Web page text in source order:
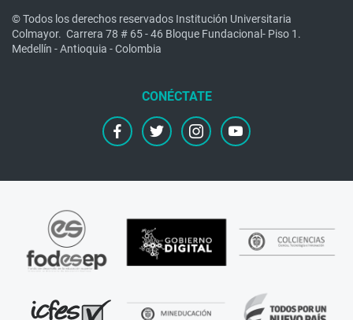
© Todos los derechos reservados Institución Universitaria
Colmayor. Carrera 78 # 65 - 46 Bloque Fundacional- Piso 1.
Medellín - Antioquia - Colombia